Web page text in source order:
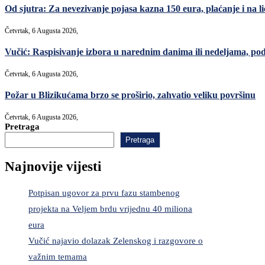
Od sjutra: Za nevezivanje pojasa kazna 150 eura, plaćanje i na
Četvrtak, 6 Augusta 2026,
Vučić: Raspisivanje izbora u narednim danima ili nedeljama,
Četvrtak, 6 Augusta 2026,
Požar u Blizikućama brzo se proširio, zahvatio veliku površinu
Četvrtak, 6 Augusta 2026,
Pretraga
Pretraga
Najnovije vijesti
Potpisan ugovor za prvu fazu stambenog
projekta na Veljem brdu vrijednu 40 miliona
eura
Vučić najavio dolazak Zelenskog i razgovore o
važnim temama